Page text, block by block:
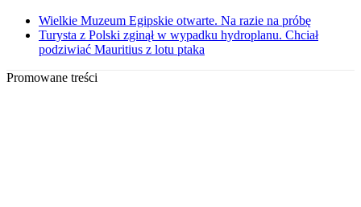
Wielkie Muzeum Egipskie otwarte. Na razie na próbę
Turysta z Polski zginął w wypadku hydroplanu. Chciał
podziwiać Mauritius z lotu ptaka
Promowane treści